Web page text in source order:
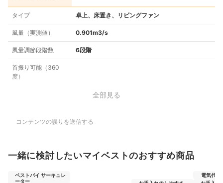
タイプ 卓上、床置き、リビングファン
風量（実測値） 0.901m3/s
風量調節段階数 6段階
首振り可能（360
度）
全部見る
コンテンツの誤りを送信する
一緒に検討したいマイベストのおすすめ商品
ベストバイ サーキュレ
ーター
電気代の